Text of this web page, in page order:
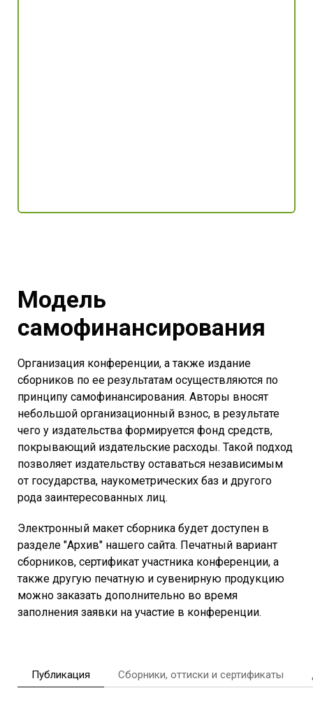
Модель
самофинансирования
Организация конференции, а также издание
сборников по ее результатам осуществляются по
принципу самофинансирования. Авторы вносят
небольшой организационный взнос, в результате
чего у издательства формируется фонд средств,
покрывающий издательские расходы. Такой подход
позволяет издательству оставаться независимым
от государства, наукометрических баз и другого
рода заинтересованных лиц.
Электронный макет сборника будет доступен в
разделе "Архив" нашего сайта. Печатный вариант
сборников, сертификат участника конференции, а
также другую печатную и сувенирную продукцию
можно заказать дополнительно во время
заполнения заявки на участие в конференции.
Публикация Сборники, оттиски и сертификаты